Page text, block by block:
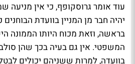
עוד אומר גרוסקופף, כי אין מניעה
יהיה חבר מן המניין בוועדת
בראשה, וזאת מכוח היותו הממונה
המשפטי. אין גם בעיה בכך שהן
בוועדה, למרות ששניהם יכולים